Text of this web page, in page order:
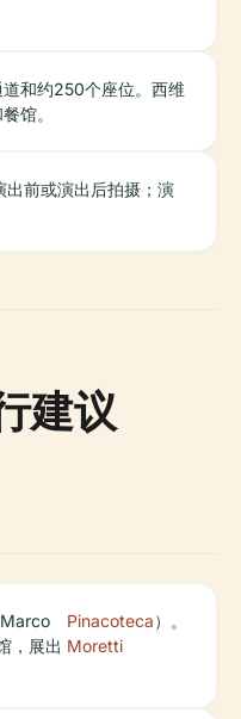
道和约250个座位。西维
馆。
出前或演出后拍摄；演
建议
，展出
Pinacoteca
Moretti
）。